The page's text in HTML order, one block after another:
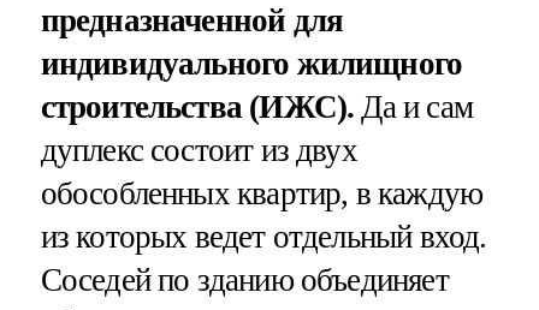
предназначенной для
индивидуального жилищного
строительства (ИЖС). Да и сам
дуплекс состоит из двух
обособленных квартир, в каждую
из которых ведет отдельный вход.
Соседей по зданию объединяет